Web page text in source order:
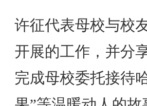
许征代表母校与校
开展的工作，并分
完成母校委托接待